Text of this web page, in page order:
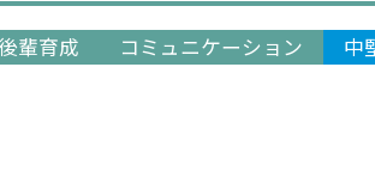
輩育成 コミュニケーション 中